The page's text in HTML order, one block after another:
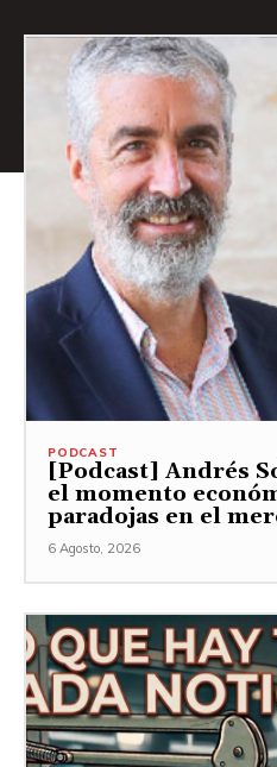
PODCAST
[Podcast] Andrés
el momento
paradojas en el
6 Agosto, 2026